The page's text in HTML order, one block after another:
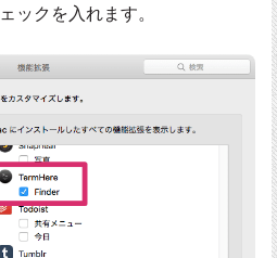
ックを入れます。